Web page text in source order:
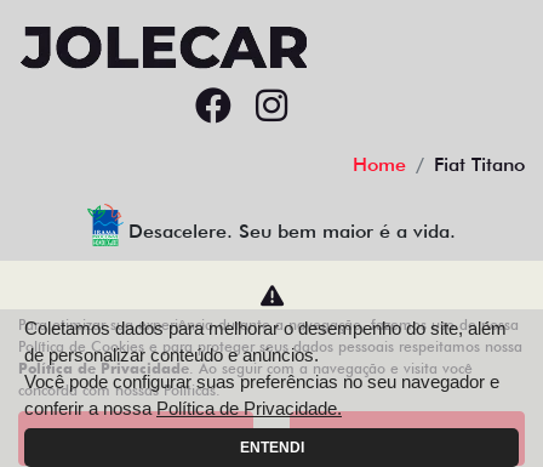
Home Fiat Titano
Desacelere. Seu bem maior é a vida.
AZZURRA VEICULOS LTDA
68.743.038/0013-21
Desenvolvido pela DEALERSPACE ® Direitos Reservados.
Para otimizar sua experiência durante a navegação, fazemos uso de nossa
Política de Cookies e para proteger seus dados pessoais respeitamos nossa
Política de Privacidade. Ao seguir com a navegação e visita você
concorda com nossas Políticas.
Coletamos dados para melhorar o desempenho do site, além
de personalizar conteúdo e anúncios.
Você pode configurar suas preferências no seu navegador e
conferir a nossaPolítica de Privacidade.
ENTENDI